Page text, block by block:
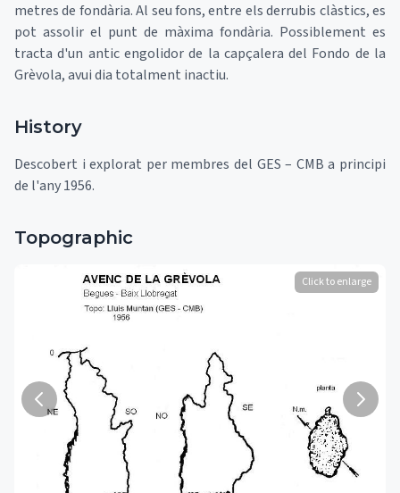
metres de fondària. Al seu fons, entre els derrubis clàstics, es
pot assolir el punt de màxima fondària. Possiblement es
tracta d'un antic engolidor de la capçalera del Fondo de la
Grèvola, avui dia totalment inactiu.
History
Descobert i explorat per membres del GES – CMB a principi
de l'any 1956.
Topographic
Click to enlarge